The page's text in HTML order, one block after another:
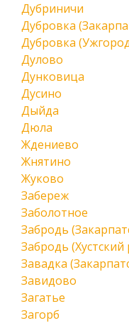
Дубриничи
Дубровка
Дубровка
Дулово
Дунковица
Дусино
Дыйда
Дюла
Ждениево
Жнятино
Жуково
Забереж
Заболотное
Забродь
Забродь (Хустский
Завадка
Завидово
Загатье
Загорб